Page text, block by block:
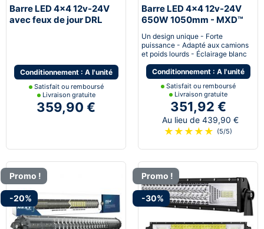
Barre LED 4x4 12v-24V
avec feux de jour DRL
Conditionnement : A l'unité
Satisfait ou remboursé
Livraison gratuite
359,90 €
Barre LED 4x4 12v-24V
650W 1050mm - MXD™
Un design unique - Forte
puissance - Adapté aux camions
et poids lourds - Éclairage blanc
Conditionnement : A l'unité
Satisfait ou remboursé
Livraison gratuite
351,92 €
Au lieu de 439,90 €
★ ★ ★ ★ ★ (5/5)
Promo !
-20%
Promo !
-30%